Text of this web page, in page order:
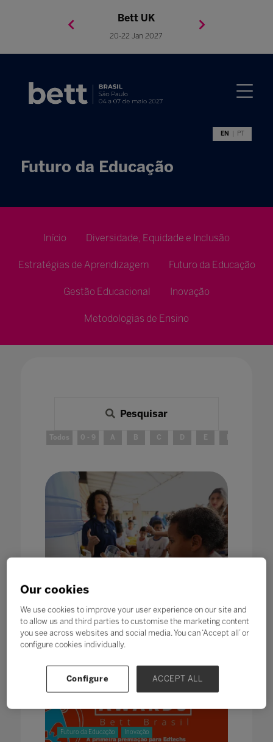
Bett UK
20-22 Jan 2027
Bett Brasil
05-08 Mai 2026
Bett Asia
23-24 Setembro 2026
Bett USA
8-10 November 2027
EN PT
Futuro da Educação
Início Diversidade, Equidade e Inclusão
Estratégias de Aprendizagem Futuro da Educação
Gestão Educacional Inovação
Metodologias de Ensino
Pesquisar
Todos 0 - 9 A B C E
Escolas precisam se adaptar à
nova realidade do clima
18 fev. 2025 Redação Bett Blog
Futuro da Educação Inovação
Our cookies
We use cookies to improve your user experience on our site and
to allow us and third parties to customise the marketing content
you see across websites and social media. You can ‘Accept all’ or
configure cookies individually.
Configure ACCEPT ALL